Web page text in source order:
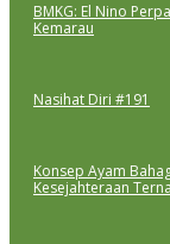
BMKG: El Nino
Kemarau
Nasihat Diri #191
Konsep Ayam
Kesejahteraan